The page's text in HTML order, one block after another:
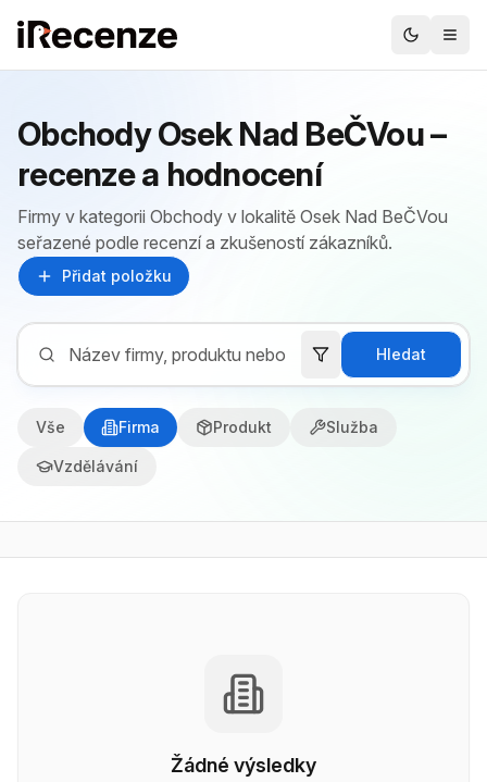
Obchody Osek Nad BeČVou –
recenze a hodnocení
Firmy v kategorii Obchody v lokalitě Osek Nad BeČVou
seřazené podle recenzí a zkušeností zákazníků.
Přidat položku
Hledat
Vše Firma Produkt Služba
Vzdělávání
Žádné výsledky